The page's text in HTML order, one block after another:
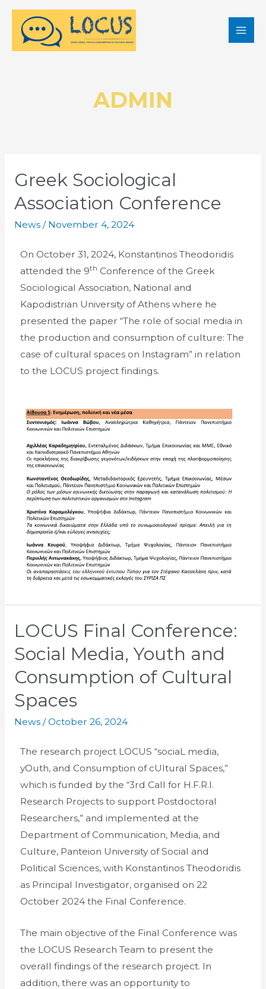
ADMIN
Greek Sociological
Association Conference
News/ November 4, 2024
On October 31, 2024, Konstantinos Theodoridis
attended the 9th Conference of the Greek
Sociological Association, National and
Kapodistrian University of Athens where he
presented the paper “The role of social media in
the production and consumption of culture: The
case of cultural spaces on Instagram” in relation
to the LOCUS project findings.
LOCUS Final Conference:
Social Media, Youth and
Consumption of Cultural
Spaces
News/October 26, 2024
The research project LOCUS “sociaL media,
yOuth, and Consumption of cUltural Spaces,”
which is funded by the “3rd Call for H.F.R.I.
Research Projects to support Postdoctoral
Researchers,” and implemented at the
Department of Communication, Media, and
Culture, Panteion University of Social and
Political Sciences, with Konstantinos Theodoridis
as Principal Investigator, organised on 22
October 2024 the Final Conference.
The main objective of the Final Conference was
the LOCUS Research Team to present the
overall findings of the research project. In
addition, there was an opportunity to